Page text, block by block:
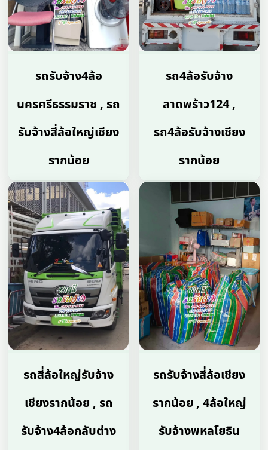
รถรับจ้าง4ล้อ
นครศรีธรรมราช , รถ
รับจ้างสี่ล้อใหญ่เชียง
รากน้อย
รถ4ล้อรับจ้าง
ลาดพร้าว124 ,
รถ4ล้อรับจ้างเชียง
รากน้อย
รถสี่ล้อใหญ่รับจ้าง
เชียงรากน้อย , รถ
รับจ้าง4ล้อกลับต่าง
รถรับจ้างสี่ล้อเชียง
รากน้อย , 4ล้อใหญ่
รับจ้างพหลโยธิน